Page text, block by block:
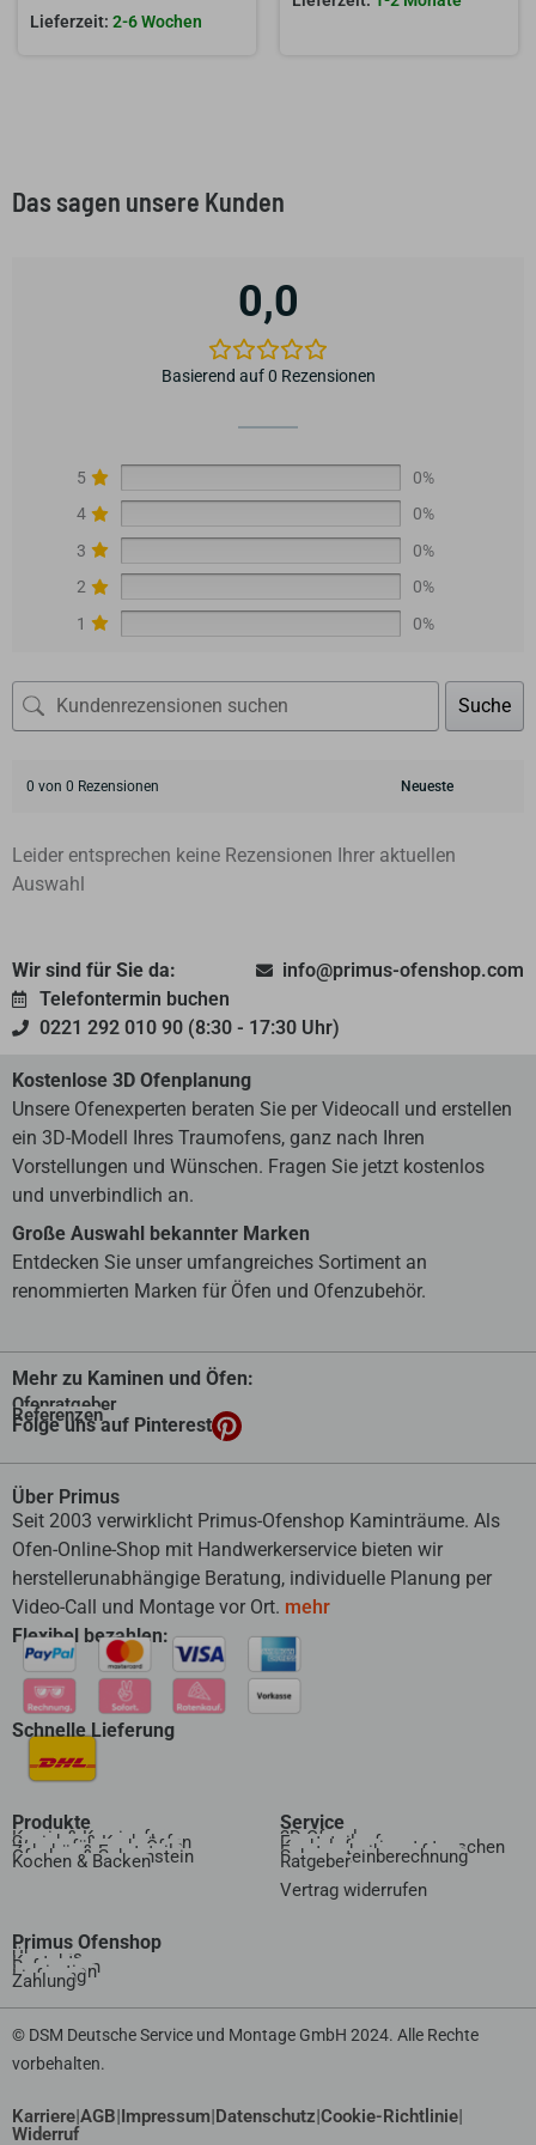
2-6 Wochen
Das sagen unsere Kunden
0,0
Basierend auf 0 Rezensionen
5
0%
4
0%
3
0%
2
0%
1
0%
Suche
0 von 0 Rezensionen
Leider entsprechen keine Rezensionen Ihrer aktuellen
Auswahl
Wir sind für Sie da:
info@primus-ofenshop.com
Telefontermin buchen
0221 292 010 90 (8:30 - 17:30 Uhr)
Kostenlose 3D Ofenplanung
Unsere Ofenexperten beraten Sie per Videocall und erstellen
ein 3D-Modell Ihres Traumofens, ganz nach Ihren
Vorstellungen und Wünschen. Fragen Sie jetzt kostenlos
und unverbindlich an.
Große Auswahl bekannter Marken
Entdecken Sie unser umfangreiches Sortiment an
renommierten Marken für Öfen und Ofenzubehör.
Mehr zu Kaminen und Öfen:
Ofenratgeber
Referenzen
Folge uns auf Pinterest
Über Primus
Seit 2003 verwirklicht Primus-Ofenshop Kaminträume. Als
Ofen-Online-Shop mit Handwerkerservice bieten wir
herstellerunabhängige Beratung, individuelle Planung per
Video-Call und Montage vor Ort. mehr
Flexibel bezahlen:
Schnelle Lieferung
Produkte
Kamin & Kaminofen
Speicher & Kachelofen
Wasserführende Öfen
Zubehör & Ersatzteile
Ofenbau & Schornstein
Kochen & Backen
Service
3D Ofenplanung
Ersatzteilanfrage
Kachelofeneinsatz tauschen
Ersatzscheibenanfrage
Schornsteinberechnung
Ratgeber
Vertrag widerrufen​
Primus Ofenshop
Über uns
Kontakt
Referenzen
Inspiration
Lieferung
Zahlung
© DSM Deutsche Service und Montage GmbH 2024. Alle Rechte
vorbehalten.
Karriere|AGB| Impressum| Datenschutz|Cookie-Richtlinie|
Widerruf